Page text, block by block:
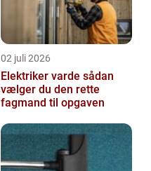
02 juli 2026
Elektriker varde sådan
vælger du den rette
fagmand til opgaven